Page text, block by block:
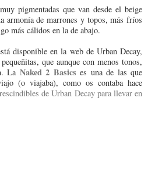
pigmentadas que van desde el beige
armonía de marrones y topos, más fríos
más cálidos en la de abajo.
disponible en la web de Urban Decay,
que aunque con menos tonos,
La Naked 2 Basics es una de las que
(o viajaba), como os contaba hace
de Urban Decay para llevar en